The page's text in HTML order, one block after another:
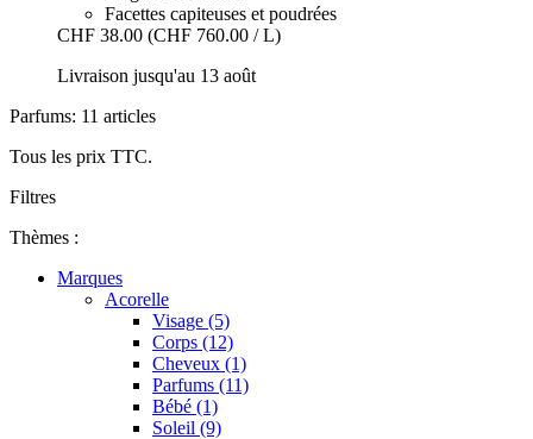
Facettes capiteuses et poudrées
CHF 38.00 (CHF 760.00 / L)
Livraison jusqu'au 13 août
Parfums: 11 articles
Tous les prix TTC.
Filtres
Thèmes :
Marques
Acorelle
Visage (5)
Corps (12)
Cheveux (1)
Parfums (11)
Bébé (1)
Soleil (9)